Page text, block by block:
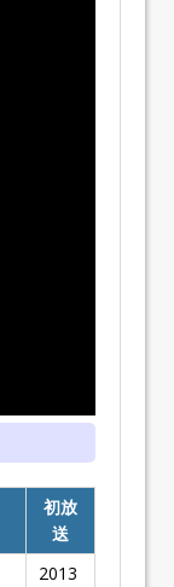
初放
送
2013